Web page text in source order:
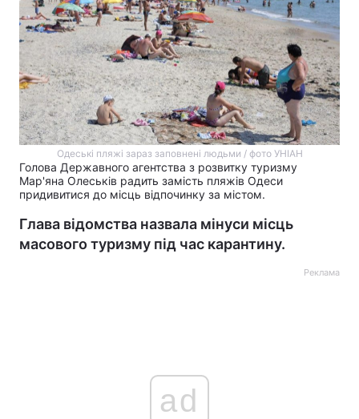
Одеські пляжі зараз заповнені людьми / фото УНІАН
Голова Державного агентства з розвитку туризму
Мар'яна Олеськів радить замість пляжів Одеси
придивитися до місць відпочинку за містом.
Глава відомства назвала мінуси місць
масового туризму під час карантину.
Реклама
ad